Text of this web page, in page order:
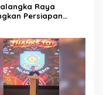
Raya
Persiapan